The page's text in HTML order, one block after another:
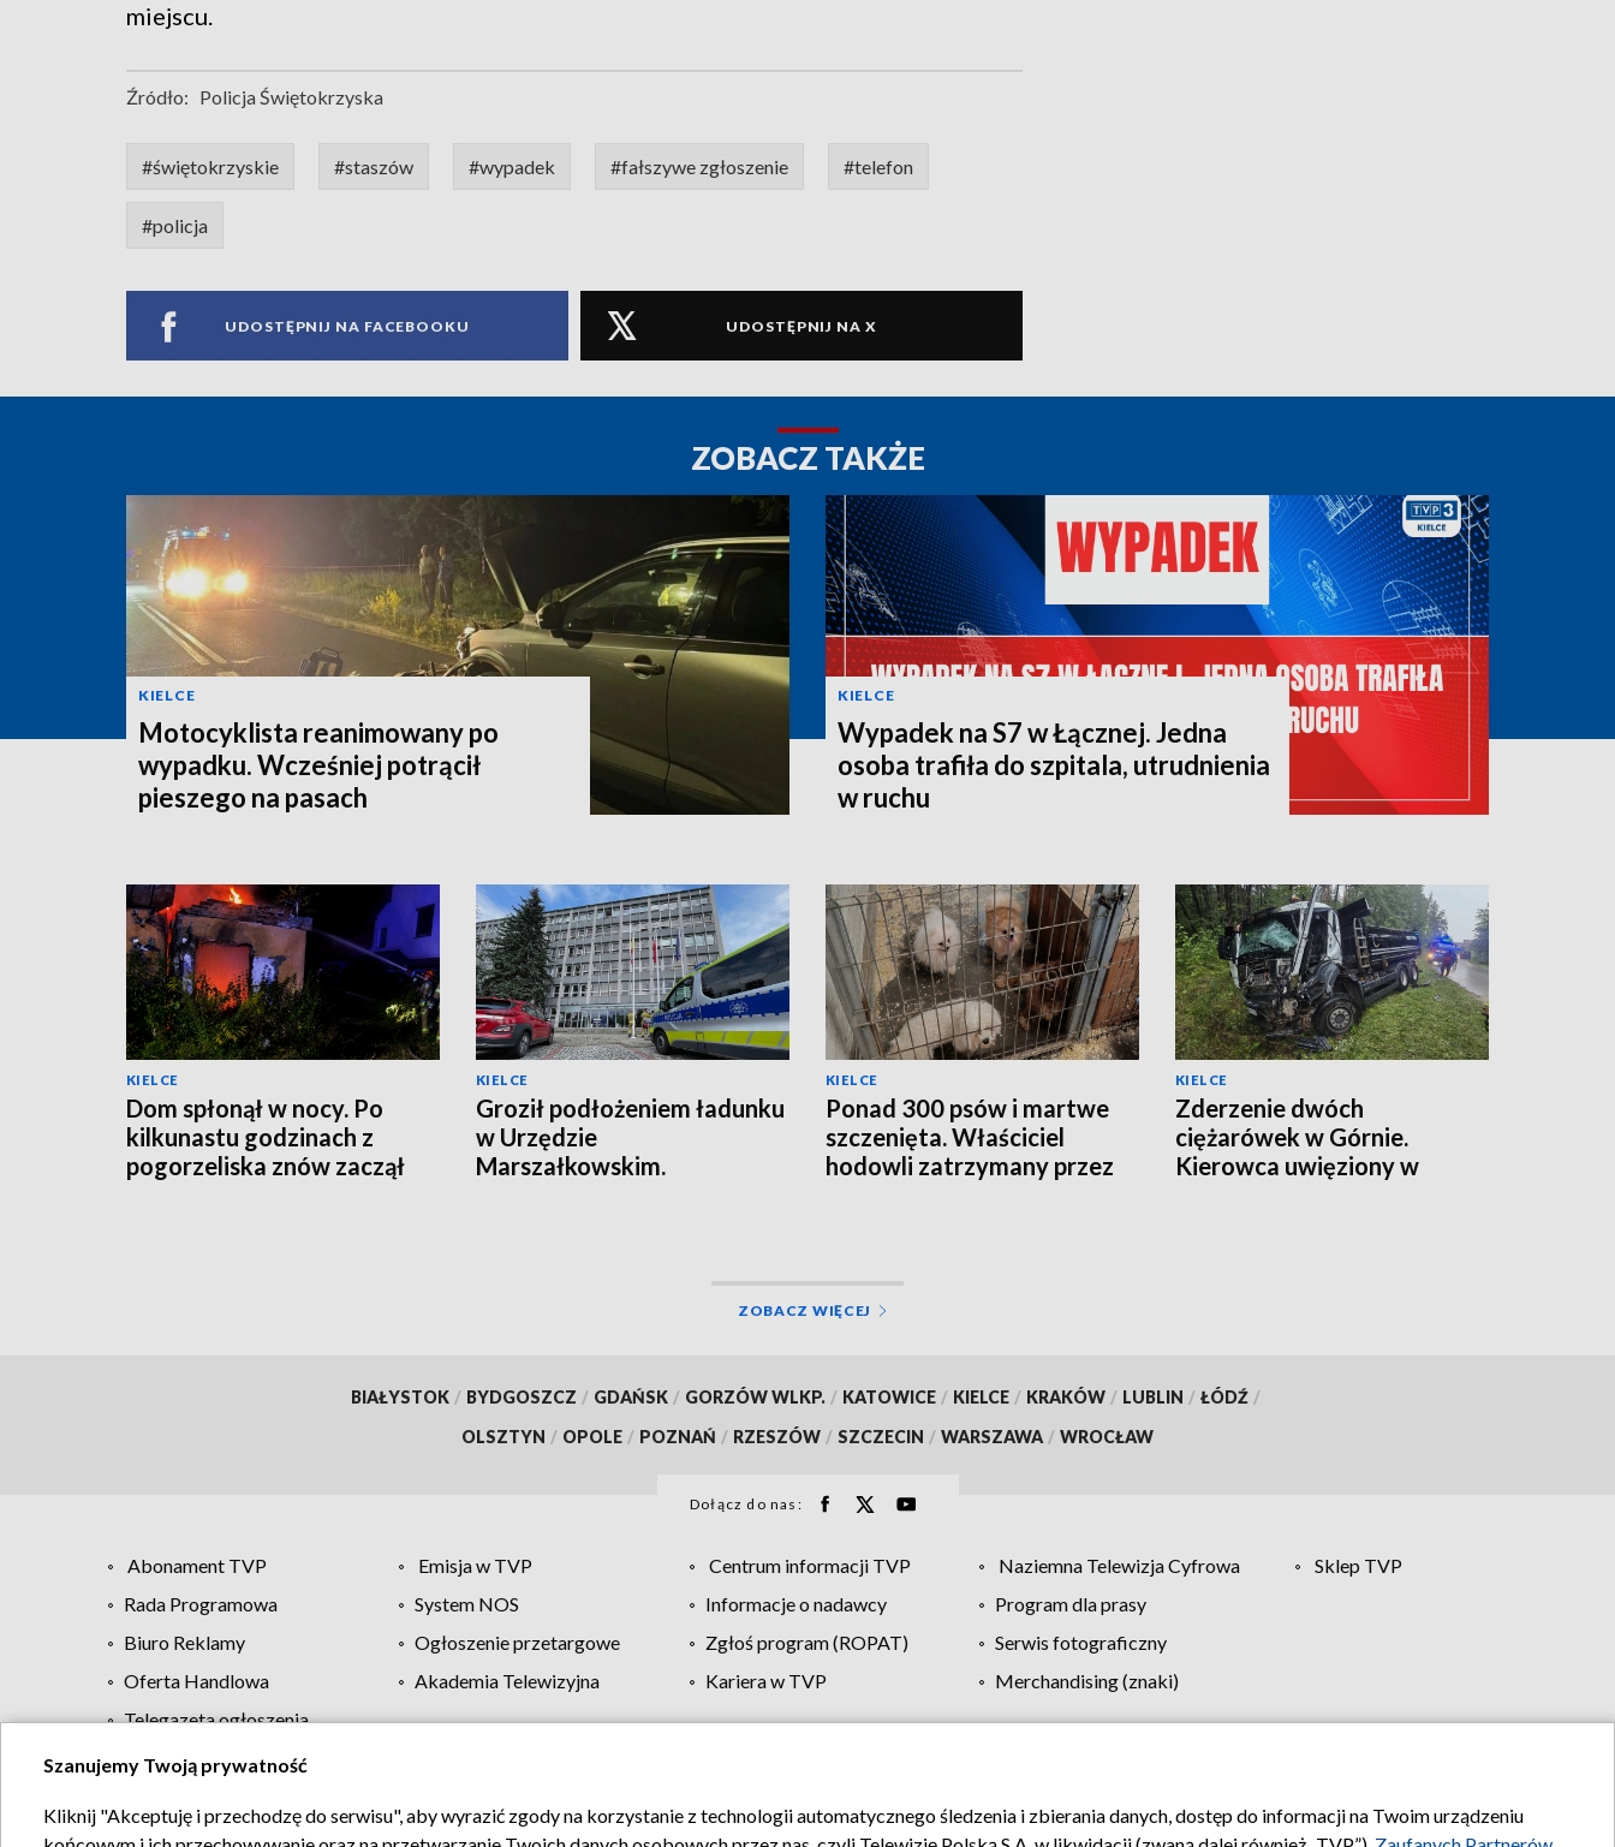
miejscu.
Źródło: Policja Świętokrzyska
#świętokrzyskie #staszów #wypadek #fałszywe zgłoszenie #telefon
#policja
UDOSTĘPNIJ NA FACEBOOKU UDOSTĘPNIJ NA X
ZOBACZ TAKŻE
KIELCE
Motocyklista reanimowany po
wypadku. Wcześniej potrącił
pieszego na pasach
KIELCE
Wypadek na S7 w Łącznej. Jedna
osoba trafiła do szpitala, utrudnienia
w ruchu
KIELCE
Dom spłonął w nocy. Po
kilkunastu godzinach z
pogorzeliska znów zaczął
KIELCE
Groził podłożeniem ładunku
w Urzędzie
Marszałkowskim.
KIELCE
Ponad 300 psów i martwe
szczenięta. Właściciel
hodowli zatrzymany przez
KIELCE
Zderzenie dwóch
ciężarówek w Górnie.
Kierowca uwięziony w
ZOBACZ WIĘCEJ
BIAŁYSTOK / BYDGOSZCZ / GDAŃSK / GORZÓW WLKP. / KATOWICE / KIELCE / KRAKÓW / LUBLIN / ŁÓDŹ /
OLSZTYN / OPOLE / POZNAŃ / RZESZÓW / SZCZECIN / WARSZAWA / WROCŁAW
Dołącz do nas:
Abonament TVP Emisja w TVP Centrum informacji TVP Naziemna Telewizja Cyfrowa
Sklep TVP
Rada Programowa
System NOS Informacje o nadawcy
Program dla prasy
Biuro Reklamy
Ogłoszenie przetargowe Zgłoś program (ROPAT)
Serwis fotograficzny
Oferta Handlowa
Akademia Telewizyjna Kariera w TVP
Merchandising (znaki)
Telegazeta ogłoszenia
Regulamin TVP Polityka prywatności Moje zgody Pomoc Biuro reklamy Kontakt
Szanujemy Twoją prywatność
Kliknij "Akceptuję i przechodzę do serwisu", aby wyrazić zgody na korzystanie z technologii automatycznego śledzenia i zbierania danych, dostęp do informacji na Twoim urządzeniu